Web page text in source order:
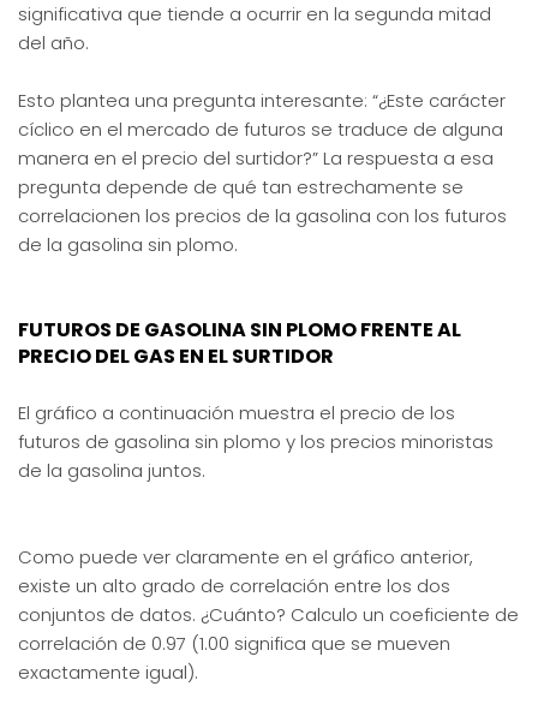
significativa que tiende a ocurrir en la segunda mitad
del año.
Esto plantea una pregunta interesante: “¿Este carácter
cíclico en el mercado de futuros se traduce de alguna
manera en el precio del surtidor?” La respuesta a esa
pregunta depende de qué tan estrechamente se
correlacionen los precios de la gasolina con los futuros
de la gasolina sin plomo.
FUTUROS DE GASOLINA SIN PLOMO FRENTE AL
PRECIO DEL GAS EN EL SURTIDOR
El gráfico a continuación muestra el precio de los
futuros de gasolina sin plomo y los precios minoristas
de la gasolina juntos.
Como puede ver claramente en el gráfico anterior,
existe un alto grado de correlación entre los dos
conjuntos de datos. ¿Cuánto? Calculo un coeficiente de
correlación de 0.97 (1.00 significa que se mueven
exactamente igual).